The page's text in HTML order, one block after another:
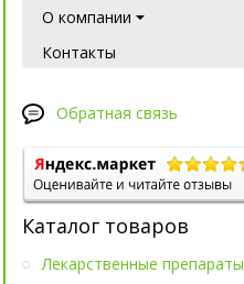
О компании
Контакты
Обратная связь
Каталог товаров
Лекарственные препараты